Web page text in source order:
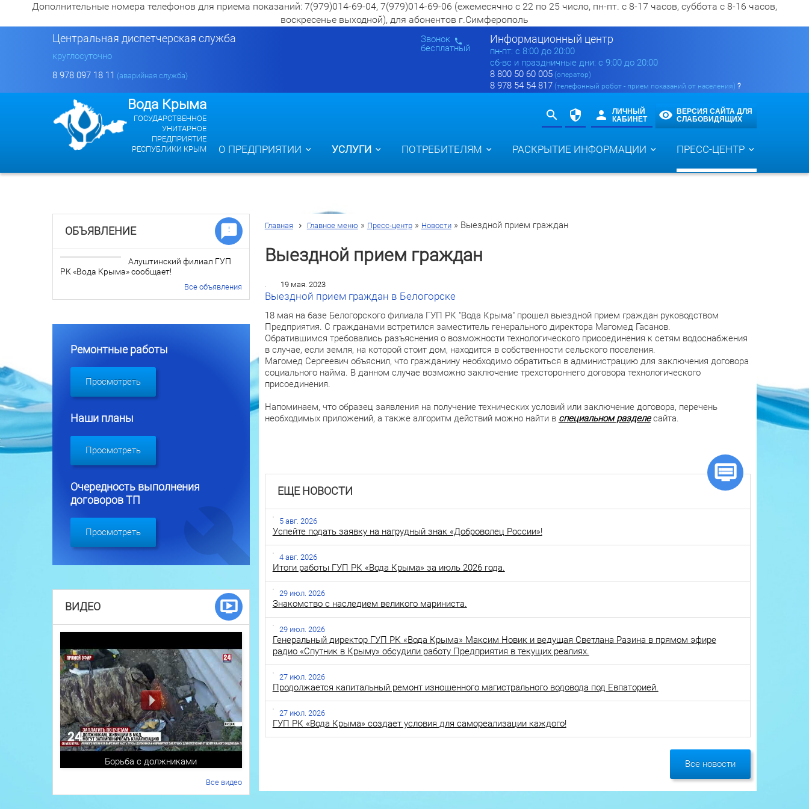
Дополнительные номера телефонов для приема показаний: 7(979)014-69-04, 7(979)014-69-06 (ежемесячно с 22 по 25 число, пн-пт. с 8-17 часов, суббота с 8-16 часов,
воскресенье выходной), для абонентов г.Симферополь
Информационный центр
пн-пт: c 8:00 до 20:00
сб-вс и праздничные дни: с 9:00 до 20:00
8 800 50 60 005 (оператор)
8 978 54 54 817 (телефонный робот - прием показаний от населения) ?
Звонок
бесплатный
Центральная диспетчерская служба
круглосуточно
8 978 097 18 11 (аварийная служба)
Вода Крыма
ГОСУДАРСТВЕННОЕ
УНИТАРНОЕ
ПРЕДПРИЯТИЕ
РЕСПУБЛИКИ КРЫМ
ЛИЧНЫЙ
КАБИНЕТ
ВЕРСИЯ САЙТА ДЛЯ
СЛАБОВИДЯЩИХ
О ПРЕДПРИЯТИИ УСЛУГИ ПОТРЕБИТЕЛЯМ РАСКРЫТИЕ ИНФОРМАЦИИ ПРЕСС-ЦЕНТР
Главная Главное меню » Пресс-центр» Новости» Выездной прием граждан
Выездной прием граждан
19 мая. 2023
Выездной прием граждан в Белогорске
18 мая на базе Белогорского филиала ГУП РК "Вода Крыма" прошел выездной прием граждан руководством
Предприятия. С гражданами встретился заместитель генерального директора Магомед Гасанов.
Обратившимся требовались разъяснения о возможности технологического присоединения к сетям водоснабжения
в случае, если земля, на которой стоит дом, находится в собственности сельского поселения.
Магомед Сергеевич объяснил, что гражданину необходимо обратиться в администрацию для заключения договора
социального найма. В данном случае возможно заключение трехстороннего договора технологического
присоединения.
Напоминаем, что образец заявления на получение технических условий или заключение договора, перечень
необходимых приложений, а также алгоритм действий можно найти в специальном разделесайта.
ЕЩЕ НОВОСТИ
5 авг. 2026
Успейте подать заявку на нагрудный знак «Доброволец России»!
4 авг. 2026
Итоги работы ГУП РК «Вода Крыма» за июль 2026 года.
29 июл. 2026
Знакомство с наследием великого мариниста.
29 июл. 2026
Генеральный директор ГУП РК «Вода Крыма» Максим Новик и ведущая Светлана Разина в прямом эфире
радио «Спутник в Крыму» обсудили работу Предприятия в текущих реалиях.
27 июл. 2026
Продолжается капитальный ремонт изношенного магистрального водовода под Евпаторией.
27 июл. 2026
ГУП РК «Вода Крыма» создает условия для самореализации каждого!
Все новости
ОБЪЯВЛЕНИЕ
Алуштинский филиал ГУП
РК «Вода Крыма» сообщает!
Все объявления
Ремонтные работы
Просмотреть
Наши планы
Просмотреть
Очередность выполнения
договоров ТП
Просмотреть
ВИДЕО
Борьба с должниками
Все видео